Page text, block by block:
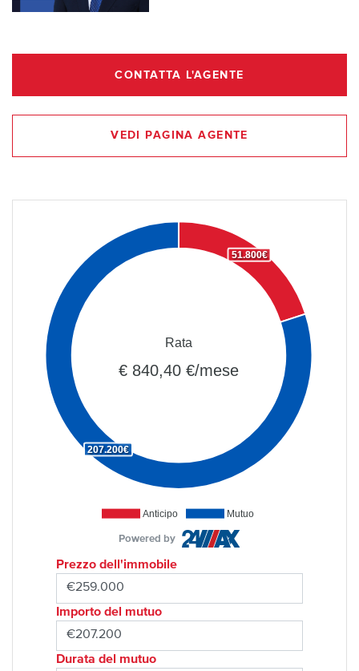
CONTATTA L'AGENTE
VEDI PAGINA AGENTE
Anticipo Mutuo
51.800€
207.200€
Rata
€ 840,40 €/mese
Powered by
Prezzo dell'immobile
Importo del mutuo
Durata del mutuo